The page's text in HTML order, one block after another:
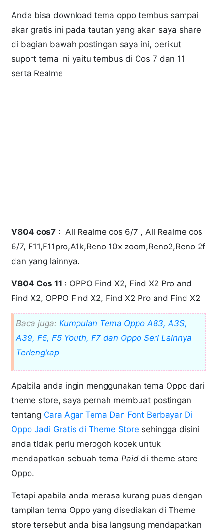
Anda bisa download tema oppo tembus sampai
akar gratis ini pada tautan yang akan saya share
di bagian bawah postingan saya ini, berikut
suport tema ini yaitu tembus di Cos 7 dan 11
serta Realme
V804 cos7 : All Realme cos 6/7 , All Realme cos
6/7, F11,F11pro,A1k,Reno 10x zoom,Reno2,Reno 2f
dan yang lainnya.
V804 Cos 11 : OPPO Find X2, Find X2 Pro and
Find X2, OPPO Find X2, Find X2 Pro and Find X2
Baca juga: Kumpulan Tema Oppo A83, A3S,
A39, F5, F5 Youth, F7 dan Oppo Seri Lainnya
Terlengkap
Apabila anda ingin menggunakan tema Oppo dari
theme store, saya pernah membuat postingan
tentang Cara Agar Tema Dan Font Berbayar Di
Oppo Jadi Gratis di Theme Store sehingga disini
anda tidak perlu merogoh kocek untuk
mendapatkan sebuah tema Paid di theme store
Oppo.
Tetapi apabila anda merasa kurang puas dengan
tampilan tema Oppo yang disediakan di Theme
store tersebut anda bisa langsung mendapatkan